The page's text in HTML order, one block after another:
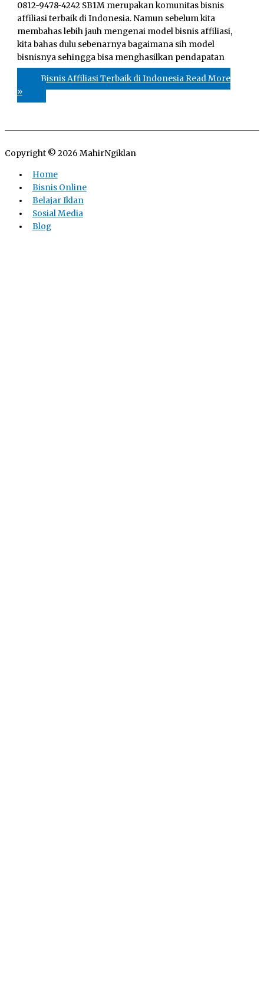
0812-9478-4242 SB1M merupakan komunitas bisnis
affiliasi terbaik di Indonesia. Namun sebelum kita
membahas lebih jauh mengenai model bisnis affiliasi,
kita bahas dulu sebenarnya bagaimana sih model
bisnisnya sehingga bisa menghasilkan pendapatan
Bisnis Affiliasi Terbaik di Indonesia Read More
»
Copyright © 2026 MahirNgiklan
Home
Bisnis Online
Belajar Iklan
Sosial Media
Blog